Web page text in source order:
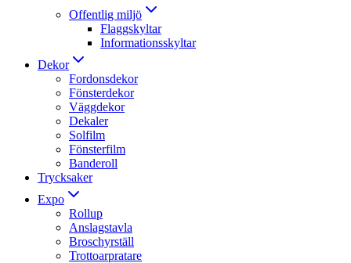
Offentlig miljö
Flaggskyltar
Informationsskyltar
Dekor
Fordonsdekor
Fönsterdekor
Väggdekor
Dekaler
Solfilm
Fönsterfilm
Banderoll
Trycksaker
Expo
Rollup
Anslagstavla
Broschyrställ
Trottoarpratare